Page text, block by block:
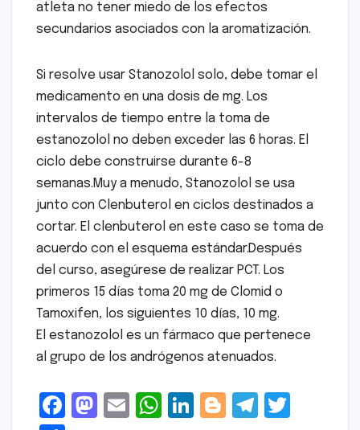
atleta no tener miedo de los efectos
secundarios asociados con la aromatización.
Si resolve usar Stanozolol solo, debe tomar el
medicamento en una dosis de mg. Los
intervalos de tiempo entre la toma de
estanozolol no deben exceder las 6 horas. El
ciclo debe construirse durante 6-8
semanas.Muy a menudo, Stanozolol se usa
junto con Clenbuterol en ciclos destinados a
cortar. El clenbuterol en este caso se toma de
acuerdo con el esquema estándar.Después
del curso, asegúrese de realizar PCT. Los
primeros 15 días toma 20 mg de Clomid o
Tamoxifen, los siguientes 10 días, 10 mg.
El estanozolol es un fármaco que pertenece
al grupo de los andrógenos atenuados.
F
M
E
W
Li
Bl
T